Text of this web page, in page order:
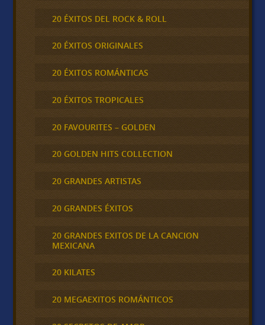
20 ÉXITOS DEL ROCK & ROLL
20 ÉXITOS ORIGINALES
20 ÉXITOS ROMÁNTICAS
20 ÉXITOS TROPICALES
20 FAVOURITES – GOLDEN
20 GOLDEN HITS COLLECTION
20 GRANDES ARTISTAS
20 GRANDES ÉXITOS
20 GRANDES EXITOS DE LA CANCION
MEXICANA
20 KILATES
20 MEGAEXITOS ROMÁNTICOS